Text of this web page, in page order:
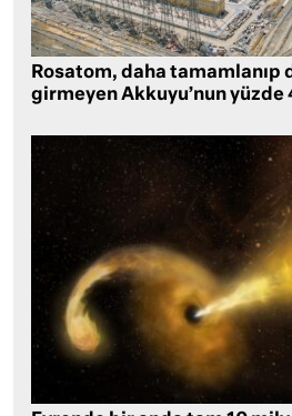
Rosatom, daha tamamlanıp
girmeyen Akkuyu’nun yüzde